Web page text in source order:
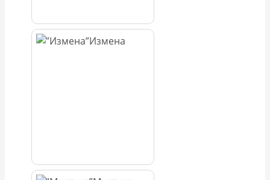
Измена